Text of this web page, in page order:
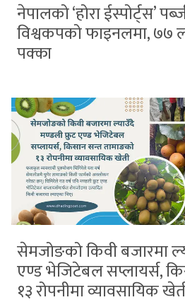
नेपालको ‘होरा ईस्पोर्ट्स’
विश्वकपको फाइनलमा, ७७
पक्का
सेमजोङको किवी बजारमा
एण्ड भेजिटेबल सप्लायर्स,
१३ रोपनीमा व्यावसायिक